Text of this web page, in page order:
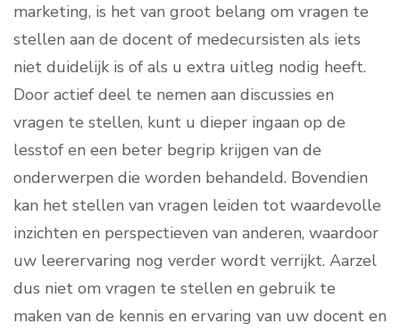
marketing, is het van groot belang om vragen te
stellen aan de docent of medecursisten als iets
niet duidelijk is of als u extra uitleg nodig heeft.
Door actief deel te nemen aan discussies en
vragen te stellen, kunt u dieper ingaan op de
lesstof en een beter begrip krijgen van de
onderwerpen die worden behandeld. Bovendien
kan het stellen van vragen leiden tot waardevolle
inzichten en perspectieven van anderen, waardoor
uw leerervaring nog verder wordt verrijkt. Aarzel
dus niet om vragen te stellen en gebruik te
maken van de kennis en ervaring van uw docent en